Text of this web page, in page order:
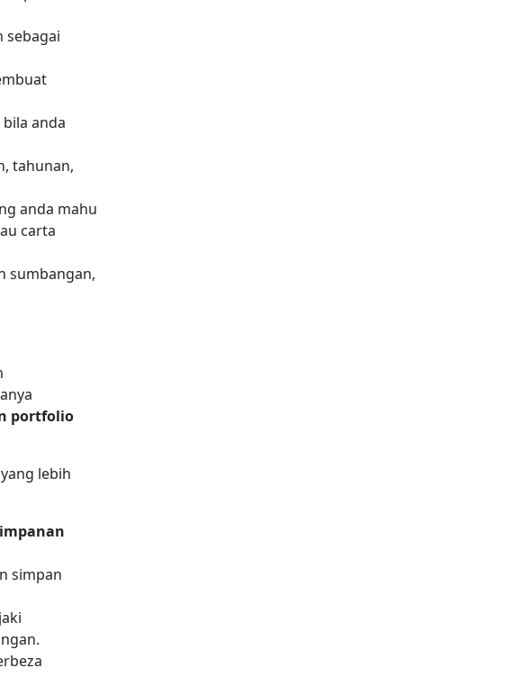
sebagai
anda
tahunan,
anda mahu
carta
sumbangan,
portfolio
lebih
simpan